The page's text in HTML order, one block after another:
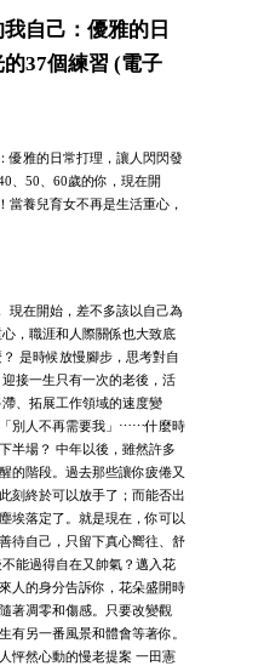
自己：優雅的日
37個練習 (電子
優雅的日常打理，讓人閃閃發
、50、60歲的你，現在開
當養兒育女不再是生活重心，
現在開始，差不多該以自己為
，職涯和人際關係也大致底
是時候放慢腳步，思考對自
接一生只有一次的老後，活
、拓展工作領域的速度變
別人不再需要我」⋯⋯什麼時
半場？ 中年以後，雖然許多
的階段。過去那些讓你疲倦又
刻終於可以放手了；而能否出
埃落定了。就是現在，你可以
待自己，只留下真心嚮往、舒
能過得自在又帥氣？邁入花
人的身分告訴你，花朵盛開時
著凋零和傷感。只要改變觀
有另一番風景和體會等著你。
怦然心動的慢老提案 一田憲